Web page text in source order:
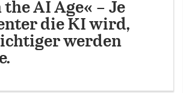
the AI Age« – Je
die KI wird,
werden